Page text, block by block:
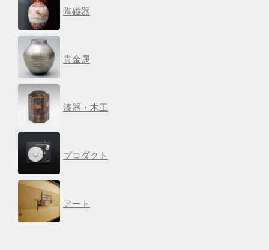
陶磁器
貴金属
漆器・木工
プロダクト
アート